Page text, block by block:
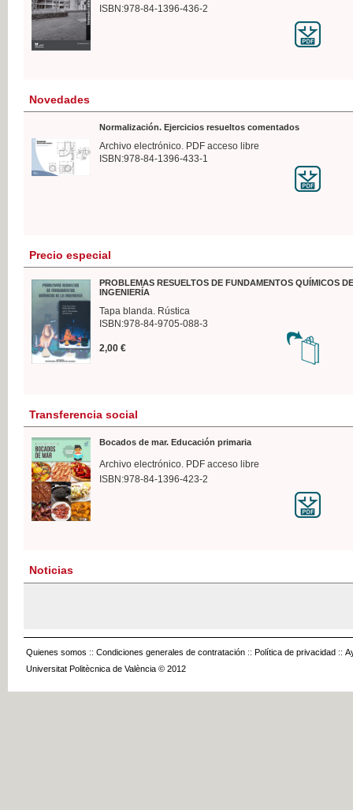
ISBN:978-84-1396-436-2
Novedades
Normalización. Ejercicios resueltos comentados
Archivo electrónico. PDF acceso libre
ISBN:978-84-1396-433-1
Precio especial
PROBLEMAS RESUELTOS DE FUNDAMENTOS QUÍMICOS
INGENIERÍA
Tapa blanda. Rústica
ISBN:978-84-9705-088-3
2,00 €
Transferencia social
Bocados de mar. Educación primaria
Archivo electrónico. PDF acceso libre
ISBN:978-84-1396-423-2
Noticias
Quienes somos :: Condiciones generales de contratación :: Política de privacidad ::
Universitat Politècnica de València © 2012